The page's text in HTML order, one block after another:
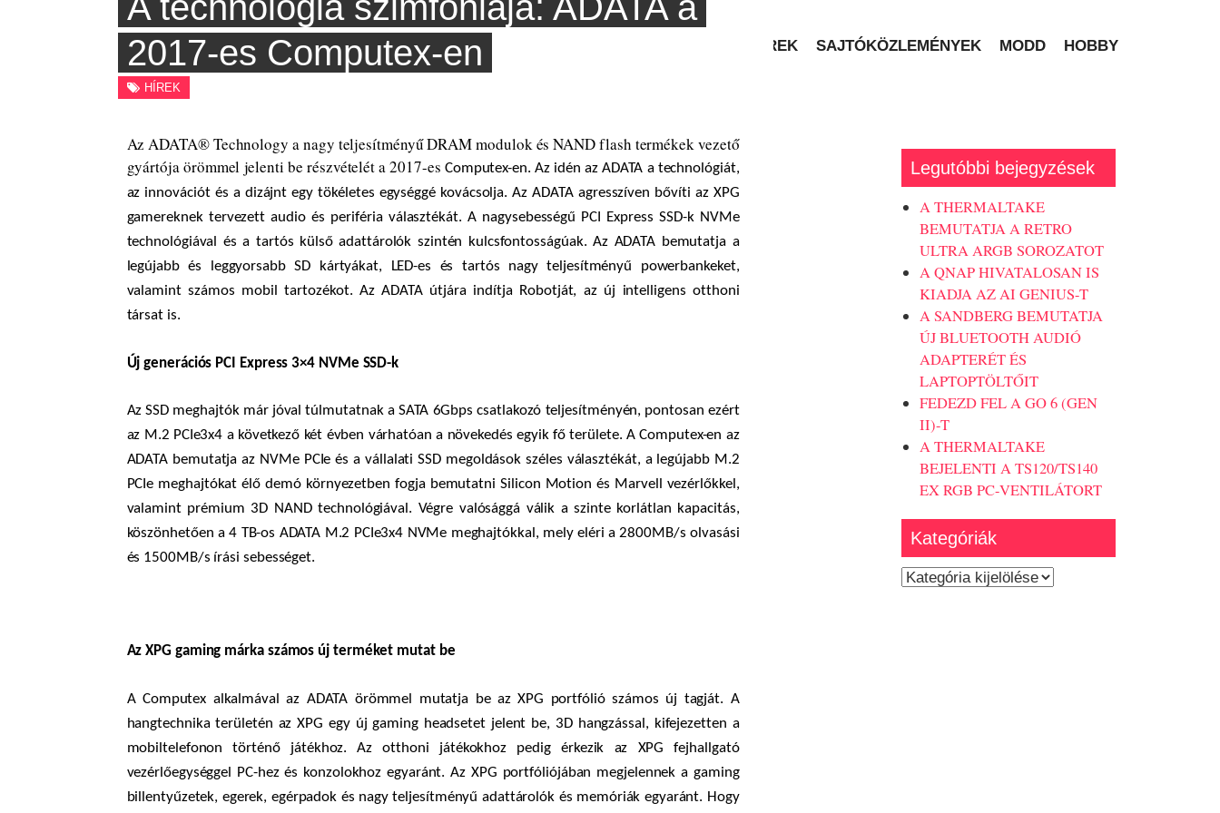
FIDTECH
SZÁMÍTÁSTECHNIKAI TESZTEK, HÍREK, MODDING
HÍREK SAJTÓKÖZLEMÉNYEK MODD HOBBY
2017-es Computex-en
HÍREK
Az ADATA® Technology a nagy teljesítményű DRAM modulok és NAND flash termékek vezető
gyártója örömmel jelenti be részvételét a 2017-es Computex-en. Az idén az ADATA a technológiát,
az innovációt és a dizájnt egy tökéletes egységgé kovácsolja. Az ADATA agresszíven bővíti az XPG
gamereknek tervezett audio és periféria választékát. A nagysebességű PCI Express SSD-k NVMe
technológiával és a tartós külső adattárolók szintén kulcsfontosságúak. Az ADATA bemutatja a
legújabb és leggyorsabb SD kártyákat, LED-es és tartós nagy teljesítményű powerbankeket,
valamint számos mobil tartozékot. Az ADATA útjára indítja Robotját, az új intelligens otthoni
társat is.
Új generációs PCI Express 3×4 NVMe SSD-k
Az SSD meghajtók már jóval túlmutatnak a SATA 6Gbps csatlakozó teljesítményén, pontosan ezért
az M.2 PCIe3x4 a következő két évben várhatóan a növekedés egyik fő területe. A Computex-en az
ADATA bemutatja az NVMe PCIe és a vállalati SSD megoldások széles választékát, a legújabb M.2
PCIe meghajtókat élő demó környezetben fogja bemutatni Silicon Motion és Marvell vezérlőkkel,
valamint prémium 3D NAND technológiával. Végre valósággá válik a szinte korlátlan kapacitás,
köszönhetően a 4 TB-os ADATA M.2 PCIe3x4 NVMe meghajtókkal, mely eléri a 2800MB/s olvasási
és 1500MB/s írási sebességet.
Az XPG gaming márka számos új terméket mutat be
A Computex alkalmával az ADATA örömmel mutatja be az XPG portfólió számos új tagját. A
hangtechnika területén az XPG egy új gaming headsetet jelent be, 3D hangzással, kifejezetten a
mobiltelefonon történő játékhoz. Az otthoni játékokhoz pedig érkezik az XPG fejhallgató
vezérlőegységgel PC-hez és konzolokhoz egyaránt. Az XPG portfóliójában megjelennek a gaming
billentyűzetek, egerek, egérpadok és nagy teljesítményű adattárolók és memóriák egyaránt. Hogy
Legutóbbi bejegyzések
A THERMALTAKE
BEMUTATJA A RETRO
ULTRA ARGB SOROZATOT
A QNAP HIVATALOSAN IS
KIADJA AZ AI GENIUS-T
A SANDBERG BEMUTATJA
ÚJ BLUETOOTH AUDIÓ
ADAPTERÉT ÉS
LAPTOPTÖLTŐIT
FEDEZD FEL A GO 6 (GEN
II)-T
A THERMALTAKE
BEJELENTI A TS120/TS140
EX RGB PC-VENTILÁTORT
Kategóriák
Kategóriák